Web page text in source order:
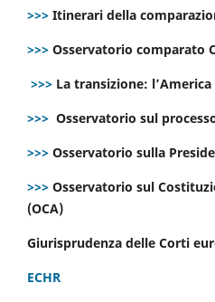
>>> Itinerari della
>>> Osservatorio comparato
>>> La transizione:
>>> Osservatorio sul
>>> Osservatorio sulla
>>> Osservatorio sul
(OCA)
Giurisprudenza delle Corti
ECHR